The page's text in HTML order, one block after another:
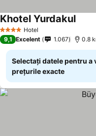
4 Stele Hotel
Khotel Yurdakul
9,1 Excelent 1.067 0.8
Selectați datele pentru a
prețurile exacte